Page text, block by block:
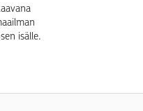
isälle.